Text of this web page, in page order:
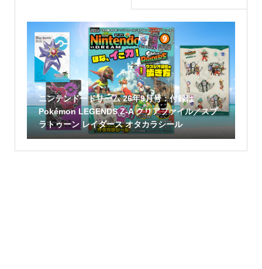
ニンテンドードリーム 26年9月号：付録は
Pokémon LEGENDS Z-A クリアファイル／スプ
ラトゥーン レイダース オタカラシール